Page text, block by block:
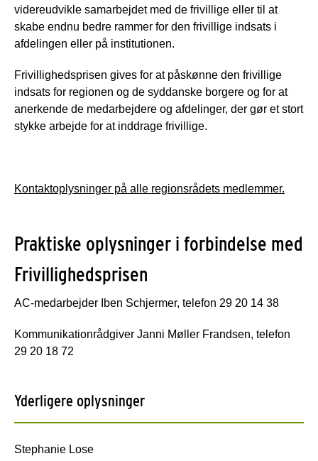
videreudvikle samarbejdet med de frivillige eller til at
skabe endnu bedre rammer for den frivillige indsats i
afdelingen eller på institutionen.
Frivillighedsprisen gives for at påskønne den frivillige
indsats for regionen og de syddanske borgere og for at
anerkende de medarbejdere og afdelinger, der gør et stort
stykke arbejde for at inddrage frivillige.
Kontaktoplysninger på alle regionsrådets medlemmer.
Praktiske oplysninger i forbindelse med
Frivillighedsprisen
AC-medarbejder Iben Schjermer, telefon 29 20 14 38
Kommunikationrådgiver Janni Møller Frandsen, telefon
29 20 18 72
Yderligere oplysninger
Stephanie Lose